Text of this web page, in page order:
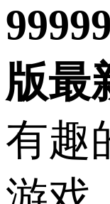
版最
有趣